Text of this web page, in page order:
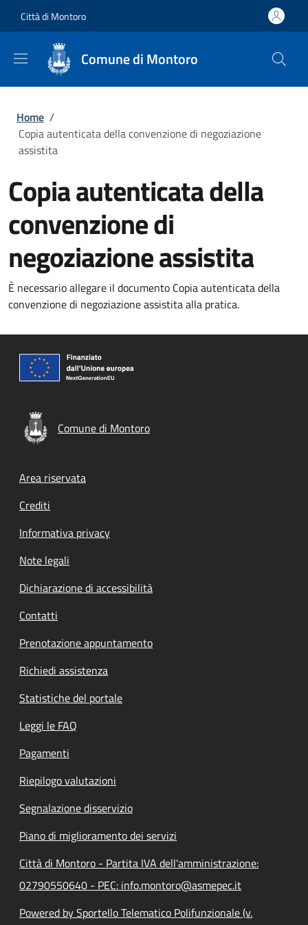
Città di Montoro
Comune di Montoro
Briciole di pane
Home /
Copia autenticata della convenzione di negoziazione
assistita
Copia autenticata della
convenzione di
negoziazione assistita
È necessario allegare il documento Copia autenticata della
convenzione di negoziazione assistita alla pratica.
Comune di Montoro
Footer menu
Area riservata
Crediti
Informativa privacy
Note legali
Dichiarazione di accessibilità
Contatti
Prenotazione appuntamento
Richiedi assistenza
Statistiche del portale
Leggi le FAQ
Pagamenti
Riepilogo valutazioni
Segnalazione disservizio
Piano di miglioramento dei servizi
Città di Montoro - Partita IVA dell'amministrazione:
02790550640 - PEC: info.montoro@asmepec.it
Powered by Sportello Telematico Polifunzionale (v.